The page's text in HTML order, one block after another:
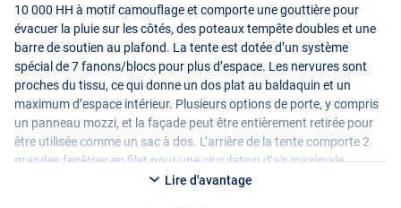
10 000 HH à motif camouflage et comporte une gouttière pour
évacuer la pluie sur les côtés, des poteaux tempête doubles et une
barre de soutien au plafond. La tente est dotée d’un système
spécial de 7 fanons/blocs pour plus d’espace. Les nervures sont
proches du tissu, ce qui donne un dos plat au baldaquin et un
maximum d’espace intérieur. Plusieurs options de porte, y compris
un panneau mozzi, et la façade peut être entièrement retirée pour
être utilisée comme un sac à dos. L’arrière de la tente comporte 2
grandes fenêtres en filet pour une circulation d’air maximale.
L’Undercover Brolly est livré complet avec des piquets et des
Lire d'avantage